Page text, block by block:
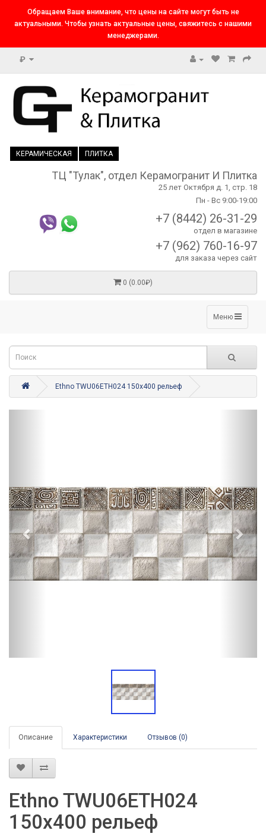
Обращаем Ваше внимание, что цены на сайте могут быть не
актуальными. Чтобы узнать актуальные цены, свяжитесь с нашими
менеджерами.
₽
КЕРАМИЧЕСКАЯ ПЛИТКА
ТЦ "Тулак", отдел Керамогранит И Плитка
25 лет Октября д. 1, стр. 18
Пн - Вс 9:00-19:00
+7 (8442) 26-31-29
отдел в магазине
+7 (962) 760-16-97
для заказа через сайт
0 (0.00₽)
Меню
Ethno TWU06ETH024 150x400 рельеф
Описание Характеристики Отзывов (0)
Ethno TWU06ETH024
150x400 рельеф